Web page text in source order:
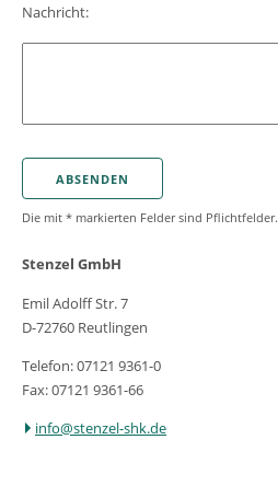
Nachricht:
Die mit * markierten Felder sind Pflichtfelder.
Stenzel GmbH
Emil Adolff Str. 7
D-72760 Reutlingen
Telefon: 07121 9361-0
Fax: 07121 9361-66
info@stenzel-shk.de